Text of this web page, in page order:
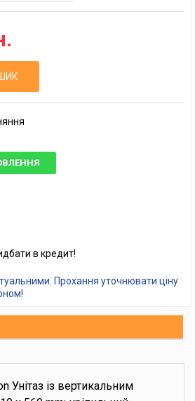
в кредит!
Прохання уточнювати ціну
Унітаз із вертикальним